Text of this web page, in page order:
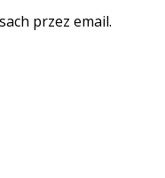
przez email.